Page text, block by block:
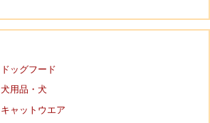
ドッグフード
犬用品・犬
キャットウエア